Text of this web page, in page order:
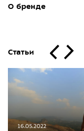
О бренде
Статьи
16.05.2022